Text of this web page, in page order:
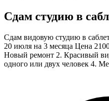
Сдам студию в
Сдам видовую студию в
20 июля на 3 месяца Цена
Новый ремонт 2. Красивый
одного или двух человек 4.